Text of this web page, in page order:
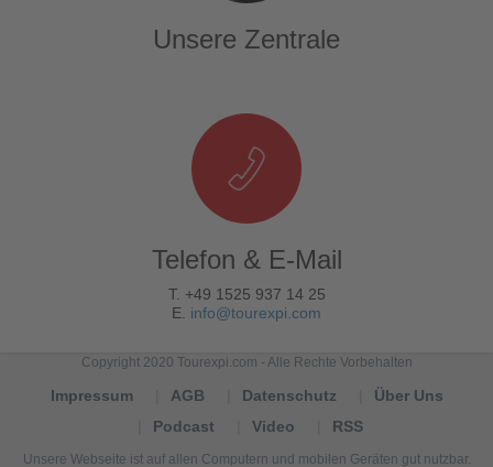
Unsere Zentrale
Telefon & E-Mail
T. +49 1525 937 14 25
E. info@tourexpi.com
Copyright 2020 Tourexpi.com - Alle Rechte Vorbehalten
Impressum AGB Datenschutz
Über Uns
Podcast
Video RSS
Unsere Webseite ist auf allen Computern und mobilen Geräten gut nutzbar.